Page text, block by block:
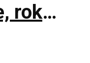
rok